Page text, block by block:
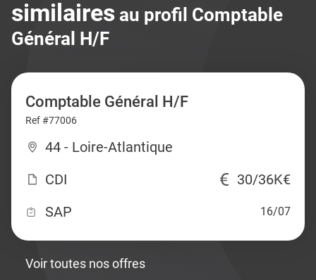
similaires au profil Comptable
Général H/F
Comptable Général H/F
Ref #77006
44 - Loire-Atlantique
CDI
30/36K€
SAP
16/07
Voir toutes nos offres